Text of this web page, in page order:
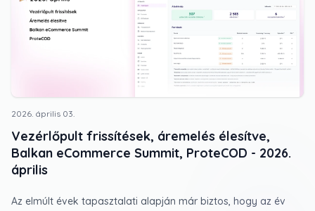
2026. április 03.
Vezérlőpult frissítések, áremelés élesítve,
Balkan eCommerce Summit, ProteCOD - 2026.
április
Az elmúlt évek tapasztalati alapján már biztos, hogy az év